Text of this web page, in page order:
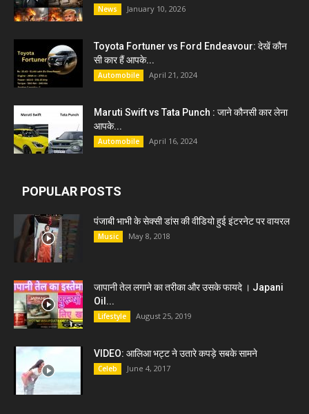
News January 10, 2026
Toyota Fortuner vs Ford Endeavour: देखें कौन
सी कार हैं आपके...
Automobile April 21, 2024
Maruti Swift vs Tata Punch : जाने कौनसी कार लेना
आपके...
Automobile April 16, 2024
POPULAR POSTS
पंजाबी भाभी के सेक्सी डांस की वीडियो हुई इंटरनेट पर वायरल
Music May 8, 2018
जापानी तेल लगाने का तरीका और उसके फायदे । Japani
Oil...
Lifestyle August 25, 2019
VIDEO: आलिआ भट्ट ने उतारे कपड़े सबके सामने
Celeb June 4, 2017